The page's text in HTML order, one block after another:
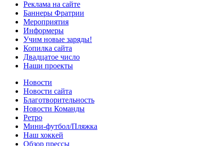
Реклама на сайте
Баннеры Фратрии
Мероприятия
Информеры
Учим новые заряды!
Копилка сайта
Двадцатое число
Наши проекты
Новости
Новости сайта
Благотворительность
Новости Команды
Ретро
Мини-футбол/Пляжка
Наш хоккей
Обзор прессы